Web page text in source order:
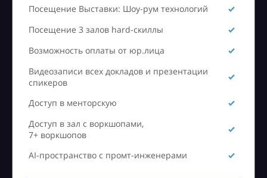
Посещение Выставки: Шоу-рум технологий
Посещение 3 залов hard-скиллы
Возможность оплаты от юр.лица
Видеозаписи всех докладов и презентации
спикеров
Доступ в менторскую
Доступ в зал с воркшопами,
7+ воркшопов
AI-пространство с промт-инженерами